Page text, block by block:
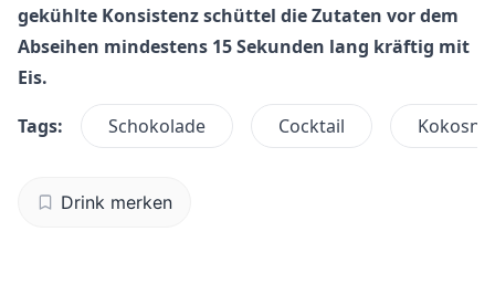
gekühlte Konsistenz schüttel die Zutaten vor dem
Abseihen mindestens 15 Sekunden lang kräftig mit
Eis.
Tags:
Schokolade Cocktail
Drink merken